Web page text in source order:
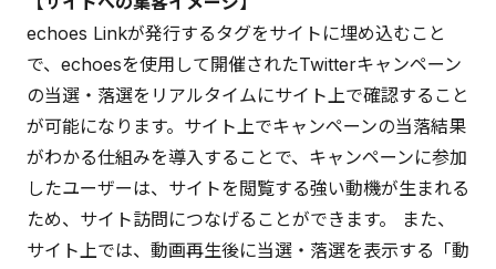
echoes Linkが発行するタグをサイトに埋め込むこと
で、echoesを使用して開催されたTwitterキャンペーン
の当選・落選をリアルタイムにサイト上で確認すること
が可能になります。サイト上でキャンペーンの当落結果
がわかる仕組みを導入することで、キャンペーンに参加
したユーザーは、サイトを閲覧する強い動機が生まれる
ため、サイト訪問につなげることができます。 また、
サイト上では、動画再生後に当選・落選を表示する「動